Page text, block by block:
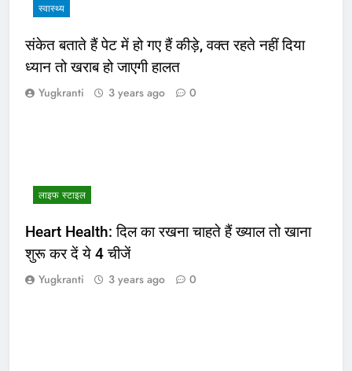
स्वास्थ्य
संकेत बताते हैं पेट में हो गए हैं कीड़े, वक्त रहते नहीं दिया
ध्यान तो खराब हो जाएगी हालत
Yugkranti 3 years ago 0
लाइफ स्टाइल
Heart Health: दिल का रखना चाहते हैं ख्याल तो खाना
शुरू कर दें ये 4 चीजें
Yugkranti 3 years ago 0